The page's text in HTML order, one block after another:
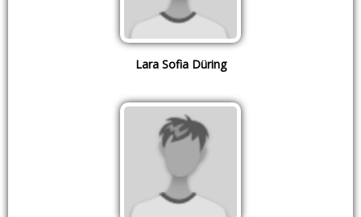
Lara Sofia Düring